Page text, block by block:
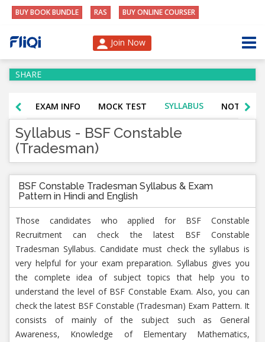
BUY BOOK BUNDLE RAS BUY ONLINE COURSER
Join Now
SHARE
EXAM INFO MOCK TEST SYLLABUS
Syllabus - BSF Constable
(Tradesman)
BSF Constable Tradesman Syllabus & Exam
Pattern in Hindi and English
Those candidates who applied for BSF Constable
Recruitment can check the latest BSF Constable
Tradesman Syllabus. Candidate must check the syllabus is
very helpful for your exam preparation. Syllabus gives you
the complete idea of subject topics that help you to
understand the level of BSF Constable Exam. Also, you can
check the latest BSF Constable (Tradesman) Exam Pattern. It
consists of mainly of the subject such as General
Awareness, Knowledge of Elementary Mathematics,